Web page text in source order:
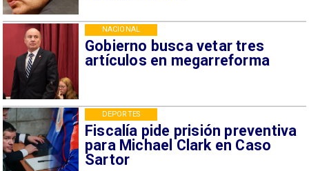
Gobierno busca vetar tres
artículos en megarreforma
NACIONAL
Fiscalía pide prisión preventiva
para Michael Clark en Caso
Sartor
DEPORTES